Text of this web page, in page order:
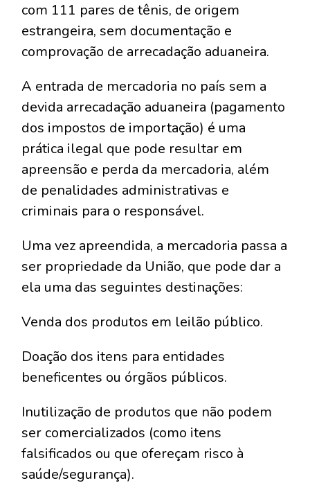
com 111 pares de tênis, de origem
estrangeira, sem documentação e
comprovação de arrecadação aduaneira.
A entrada de mercadoria no país sem a
devida arrecadação aduaneira (pagamento
dos impostos de importação) é uma
prática ilegal que pode resultar em
apreensão e perda da mercadoria, além
de penalidades administrativas e
criminais para o responsável.
Uma vez apreendida, a mercadoria passa a
ser propriedade da União, que pode dar a
ela uma das seguintes destinações:
Venda dos produtos em leilão público.
Doação dos itens para entidades
beneficentes ou órgãos públicos.
Inutilização de produtos que não podem
ser comercializados (como itens
falsificados ou que ofereçam risco à
saúde/segurança).